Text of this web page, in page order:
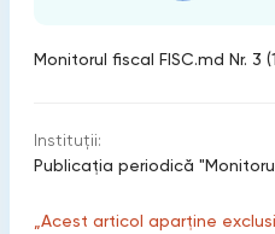
Monitorul fiscal FISC.md Nr. 3
Instituții:
Publicaţia periodică "Monitorul
„Acest articol aparține